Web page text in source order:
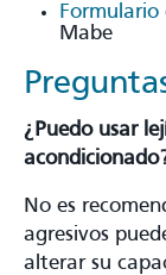
Mabe
¿Puedo usar
No es
agresivos
alterar su